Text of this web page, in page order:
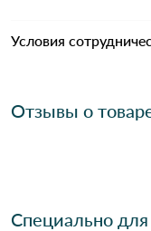
Условия
Отзывы о
Специально для